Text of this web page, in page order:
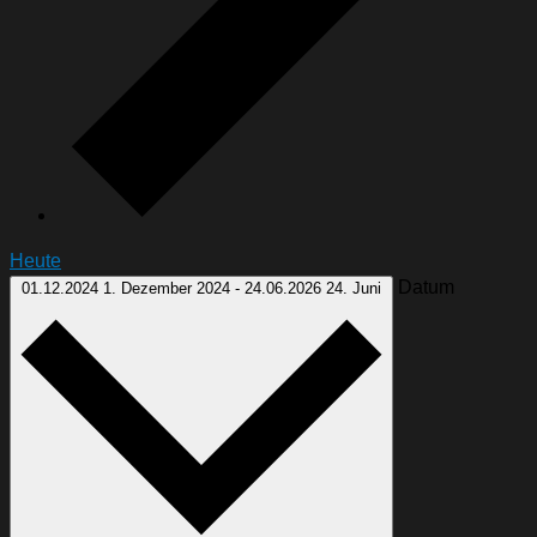
Heute
01.12.2024 1. Dezember 2024 - 24.06.2026 24. Juni Datum